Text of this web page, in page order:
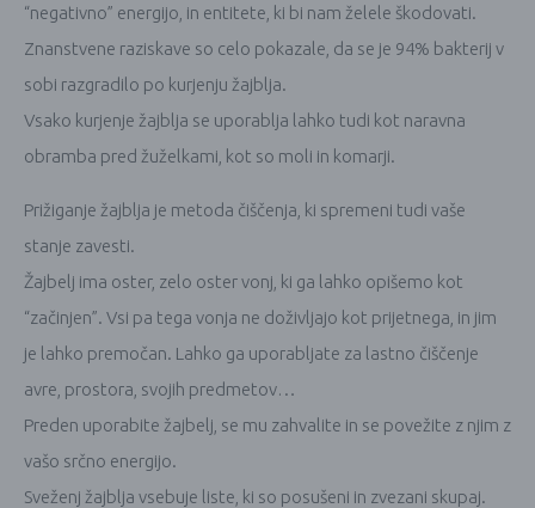
“negativno” energijo, in entitete, ki bi nam želele škodovati.
Znanstvene raziskave so celo pokazale, da se je 94% bakterij v
sobi razgradilo po kurjenju žajblja.
Vsako kurjenje žajblja se uporablja lahko tudi kot naravna
obramba pred žuželkami, kot so moli in komarji.
Prižiganje žajblja je metoda čiščenja, ki spremeni tudi vaše
stanje zavesti.
Žajbelj ima oster, zelo oster vonj, ki ga lahko opišemo kot
“začinjen”. Vsi pa tega vonja ne doživljajo kot prijetnega, in jim
je lahko premočan. Lahko ga uporabljate za lastno čiščenje
avre, prostora, svojih predmetov…
Preden uporabite žajbelj, se mu zahvalite in se povežite z njim z
vašo srčno energijo.
Sveženj žajblja vsebuje liste, ki so posušeni in zvezani skupaj.